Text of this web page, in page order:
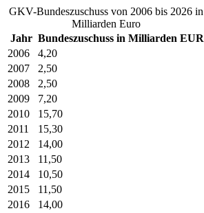
GKV-Bundeszuschuss von 2006 bis 2026 in
Milliarden Euro
Jahr Bundeszuschuss in Milliarden EUR
2006
4,20
2007
2,50
2008
2,50
2009
7,20
2010
15,70
2011
15,30
2012
14,00
2013
11,50
2014
10,50
2015
11,50
2016
14,00